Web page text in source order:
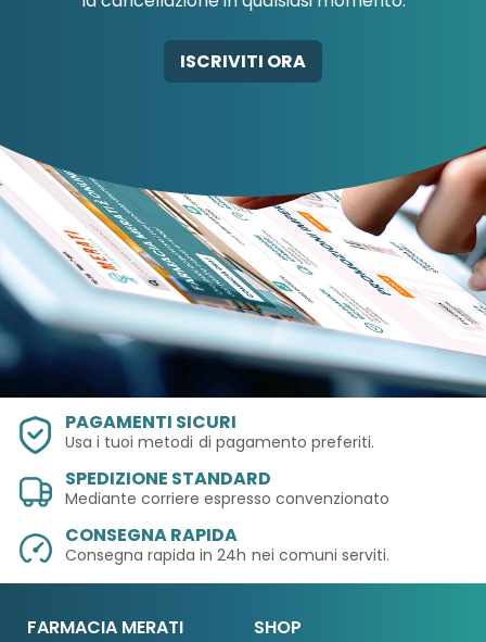
AB-GLOBAL SRL
ABBATE A&V PHARMA
ISCRIVITI ORA
PAGAMENTI SICURI
Usa i tuoi metodi di pagamento preferiti.
SPEDIZIONE STANDARD
Mediante corriere espresso convenzionato
CONSEGNA RAPIDA
Consegna rapida in 24h nei comuni serviti.
FARMACIA MERATI SHOP